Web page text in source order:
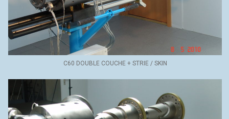
C60 DOUBLE COUCHE + STRIE / SKIN